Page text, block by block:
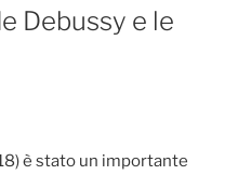
Debussy e le
è stato un importante